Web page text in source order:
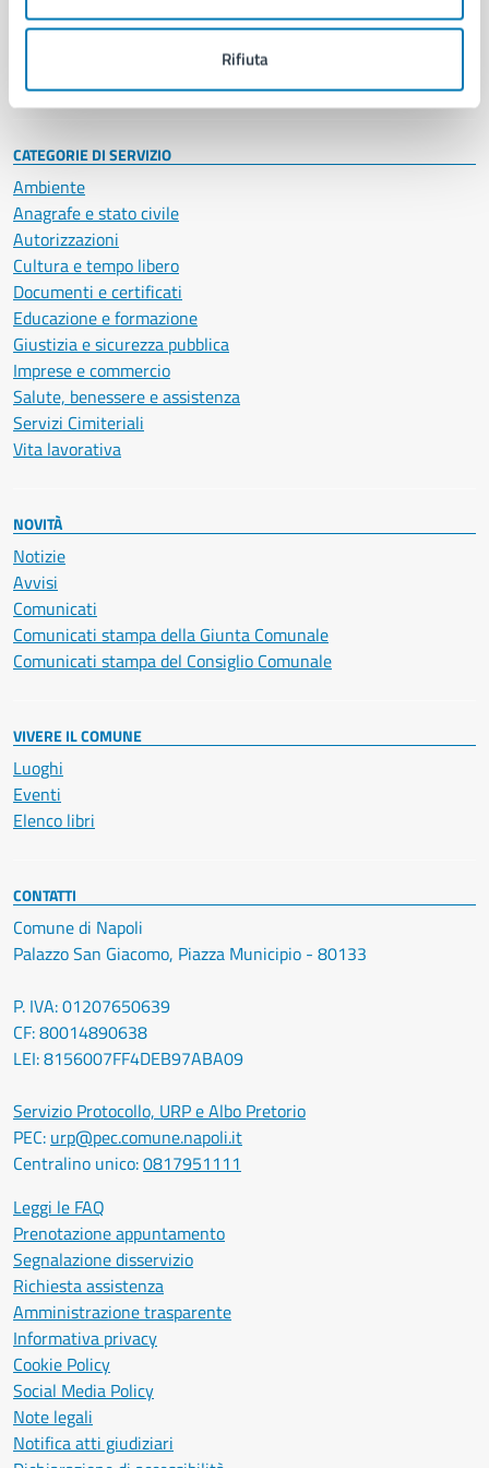
Rifiuta
Personale amministrativo
CATEGORIE DI SERVIZIO
Ambiente
Anagrafe e stato civile
Autorizzazioni
Cultura e tempo libero
Documenti e certificati
Educazione e formazione
Giustizia e sicurezza pubblica
Imprese e commercio
Salute, benessere e assistenza
Servizi Cimiteriali
Vita lavorativa
NOVITÀ
Notizie
Avvisi
Comunicati
Comunicati stampa della Giunta Comunale
Comunicati stampa del Consiglio Comunale
VIVERE IL COMUNE
Luoghi
Eventi
Elenco libri
CONTATTI
Comune di Napoli
Palazzo San Giacomo, Piazza Municipio - 80133
P. IVA: 01207650639
CF: 80014890638
LEI: 8156007FF4DEB97ABA09
Servizio Protocollo, URP e Albo Pretorio
PEC: urp@pec.comune.napoli.it
Centralino unico:0817951111
Leggi le FAQ
Prenotazione appuntamento
Segnalazione disservizio
Richiesta assistenza
Amministrazione trasparente
Informativa privacy
Cookie Policy
Social Media Policy
Note legali
Notifica atti giudiziari